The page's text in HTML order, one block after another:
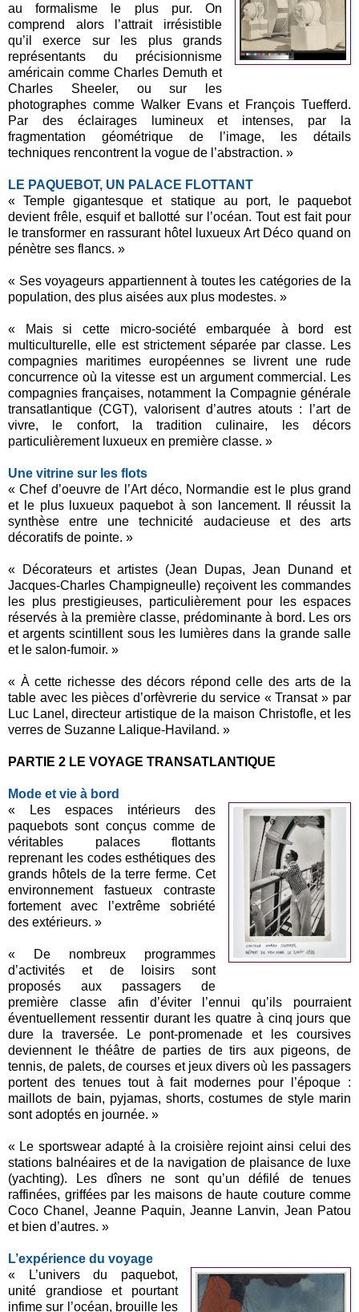
au formalisme le plus pur. On
comprend alors l’attrait irrésistible
qu’il exerce sur les plus grands
représentants du précisionnisme
américain comme Charles Demuth et
Charles Sheeler, ou sur les
photographes comme Walker Evans et François Tuefferd.
Par des éclairages lumineux et intenses, par la
fragmentation géométrique de l’image, les détails
techniques rencontrent la vogue de l’abstraction. »
LE PAQUEBOT, UN PALACE FLOTTANT
« Temple gigantesque et statique au port, le paquebot
devient frêle, esquif et ballotté sur l’océan. Tout est fait pour
le transformer en rassurant hôtel luxueux Art Déco quand on
pénètre ses flancs. »
« Ses voyageurs appartiennent à toutes les catégories de la
population, des plus aisées aux plus modestes. »
« Mais si cette micro-société embarquée à bord est
multiculturelle, elle est strictement séparée par classe. Les
compagnies maritimes européennes se livrent une rude
concurrence où la vitesse est un argument commercial. Les
compagnies françaises, notamment la Compagnie générale
transatlantique (CGT), valorisent d’autres atouts : l’art de
vivre, le confort, la tradition culinaire, les décors
particulièrement luxueux en première classe. »
Une vitrine sur les flots
« Chef d’oeuvre de l’Art déco, Normandie est le plus grand
et le plus luxueux paquebot à son lancement. Il réussit la
synthèse entre une technicité audacieuse et des arts
décoratifs de pointe. »
« Décorateurs et artistes (Jean Dupas, Jean Dunand et
Jacques-Charles Champigneulle) reçoivent les commandes
les plus prestigieuses, particulièrement pour les espaces
réservés à la première classe, prédominante à bord. Les ors
et argents scintillent sous les lumières dans la grande salle
et le salon-fumoir. »
« À cette richesse des décors répond celle des arts de la
table avec les pièces d’orfèvrerie du service « Transat » par
Luc Lanel, directeur artistique de la maison Christofle, et les
verres de Suzanne Lalique-Haviland. »
PARTIE 2 LE VOYAGE TRANSATLANTIQUE
Mode et vie à bord
« Les espaces intérieurs des
paquebots sont conçus comme de
véritables palaces flottants
reprenant les codes esthétiques des
grands hôtels de la terre ferme. Cet
environnement fastueux contraste
fortement avec l’extrême sobriété
des extérieurs. »
« De nombreux programmes
d’activités et de loisirs sont
proposés aux passagers de
première classe afin d’éviter l’ennui qu’ils pourraient
éventuellement ressentir durant les quatre à cinq jours que
dure la traversée. Le pont-promenade et les coursives
deviennent le théâtre de parties de tirs aux pigeons, de
tennis, de palets, de courses et jeux divers où les passagers
portent des tenues tout à fait modernes pour l’époque :
maillots de bain, pyjamas, shorts, costumes de style marin
sont adoptés en journée. »
« Le sportswear adapté à la croisière rejoint ainsi celui des
stations balnéaires et de la navigation de plaisance de luxe
(yachting). Les dîners ne sont qu’un défilé de tenues
raffinées, griffées par les maisons de haute couture comme
Coco Chanel, Jeanne Paquin, Jeanne Lanvin, Jean Patou
et bien d’autres. »
L’expérience du voyage
« L’univers du paquebot,
unité grandiose et pourtant
infime sur l’océan, brouille les